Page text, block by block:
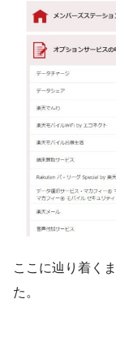
ここに辿り着く
た。